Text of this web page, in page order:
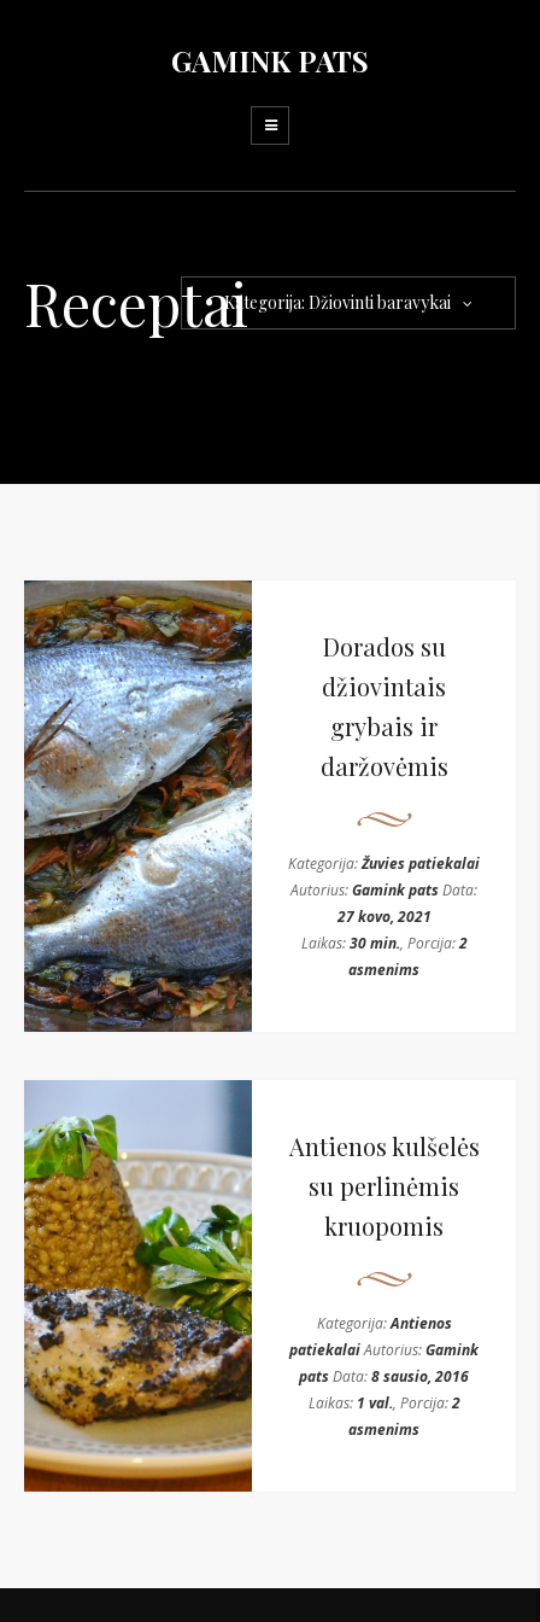
GAMINK PATS
ReceptaiKategorija: Džiovinti baravykai
Dorados su
džiovintais
grybais ir
daržovėmis
Kategorija:Žuvies patiekalai
Autorius:Gamink patsData:
27 kovo, 2021
Laikas:30 min., Porcija:2
asmenims
Antienos kulšelės
su perlinėmis
kruopomis
Kategorija:Antienos
patiekalaiAutorius:Gamink
patsData:8 sausio, 2016
Laikas: 1 val., Porcija:2
asmenims